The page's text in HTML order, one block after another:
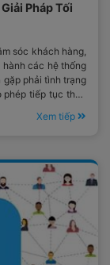
Pháp Tối
sóc khách hàng,
các hệ thống
gặp phải tình trạng
tiếp tục thực
Xem tiếp